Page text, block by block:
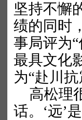
坚持不懈
绩的同时
事局评为“
最具文化
为“赴川
高松理
话。‘远’